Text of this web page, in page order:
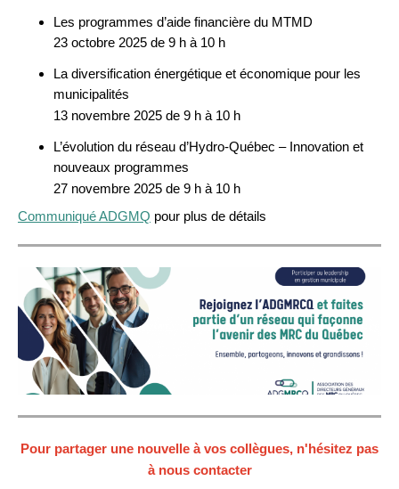
Les programmes d’aide financière du MTMD
23 octobre 2025 de 9 h à 10 h
La diversification énergétique et économique pour les
municipalités
13 novembre 2025 de 9 h à 10 h
L’évolution du réseau d’Hydro-Québec – Innovation et
nouveaux programmes
27 novembre 2025 de 9 h à 10 h
Communiqué ADGMQ pour plus de détails
Pour partager une nouvelle à vos collègues, n'hésitez pas
à nous contacter